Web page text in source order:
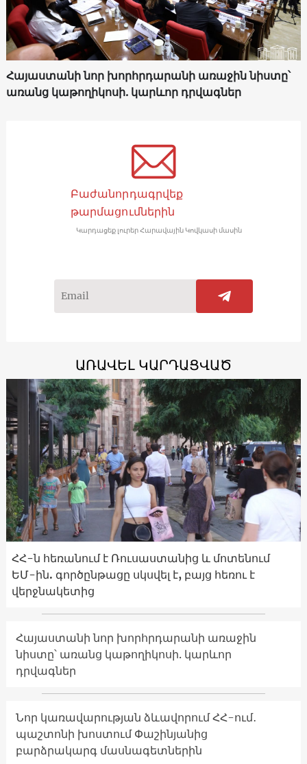
Հայաստանի նոր խորհրդարանի առաջին նիստը՝
առանց կաթողիկոսի. կարևոր դրվագներ
Բաժանորդագրվեք
թարմացումներին
Կարդացեք լուրեր Հարավային Կովկասի մասին
ԱՌԱՎԵԼ ԿԱՐԴԱՑՎԱԾ
ՀՀ-ն հեռանում է Ռուսաստանից և մոտենում
ԵՄ-ին. գործընթացը սկսվել է, բայց հեռու է
վերջնակետից
Հայաստանի նոր խորհրդարանի առաջին
նիստը՝ առանց կաթողիկոսի. կարևոր
դրվագներ
Նոր կառավարության ձևավորում ՀՀ-ում․
պաշտոնի խոստում Փաշինյանից
բարձրակարգ մասնագետներին